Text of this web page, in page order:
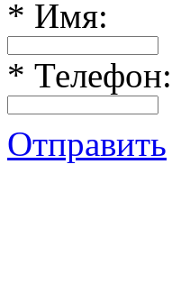
* Имя:
* Телефон:
Отправить